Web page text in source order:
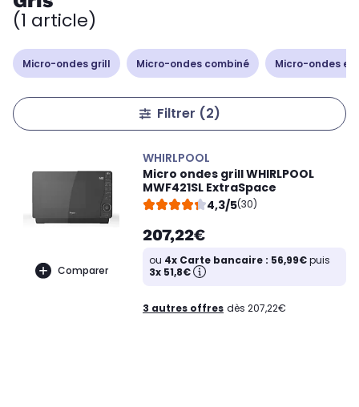
(1 article)
Micro-ondes grill Micro-ondes combiné Micro-ondes
Filtrer (2)
Comparer
WHIRLPOOL
Micro ondes grill WHIRLPOOL
MWF421SL ExtraSpace
4,3/5(30)
207,22€
ou 4x Carte bancaire : 56,99€puis
3x 51,8€
3 autres offres dès 207,22€